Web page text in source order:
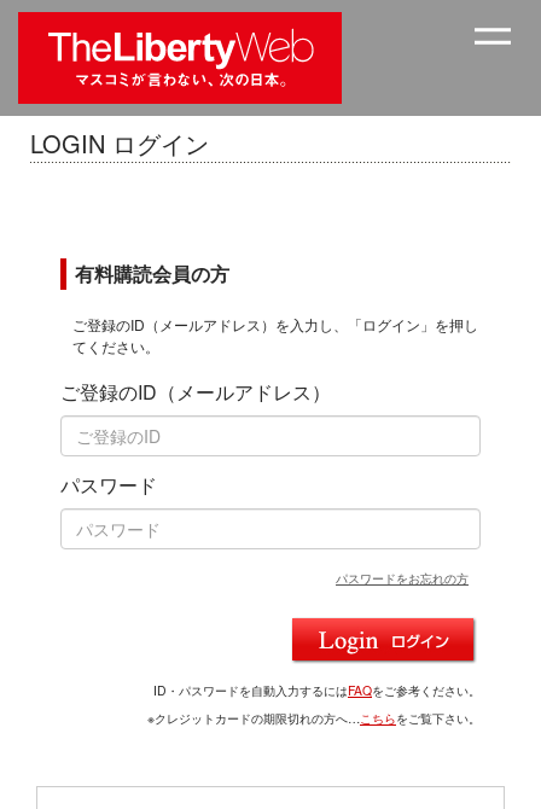
LOGIN ログイン
有料購読会員の方
ご登録のID（メールアドレス）を入力し、「ログイン」を押し
てください。
ご登録のID（メールアドレス）
パスワード
パスワードをお忘れの方
ID・パスワードを自動入力するにはFAQをご参考ください。
※クレジットカードの期限切れの方へ…こちらをご覧下さい。